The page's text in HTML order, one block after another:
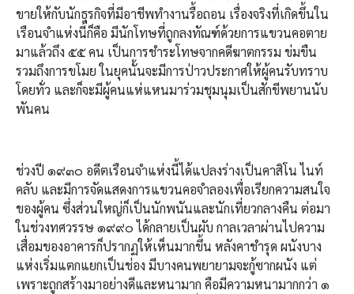
ขายให้กับนักธุรกิจที่มีอาชีพทำงานรื้อถอน เรื่องจริงที่เกิดขึ้นใน
เรือนจำแห่งนี้ก็คือ มีนักโทษที่ถูกลงทัณฑ์ด้วยการแขวนคอตาย
มาแล้วถึง ๕๕ คน เป็นการชำระโทษจากคดีฆาตกรรม ข่มขืน
รวมถึงการขโมย ในยุคนั้นจะมีการป่าวประกาศให้ผู้คนรับทราบ
โดยทั่ว และก็จะมีผู้คนแห่แหนมาร่วมชุมนุมเป็นสักขีพยานนับ
พันคน
ช่วงปี ๑๙๓๐ อดีตเรือนจำแห่งนี้ได้แปลงร่างเป็นคาสิโน ไนท์
คลับ และมีการจัดแสดงการแขวนคอจำลองเพื่อเรียกความสนใจ
ของผู้คน ซึ่งส่วนใหญ่ก็เป็นนักพนันและนักเที่ยวกลางคืน ต่อมา
ในช่วงทศวรรษ ๑๙๙๐ ได้กลายเป็นผับ กาลเวลาผ่านไปความ
เสื่อมของอาคารก็ปรากฏให้เห็นมากขึ้น หลังคาชำรุด ผนังบาง
แห่งเริ่มแตกแยกเป็นช่อง มีบางคนพยายามจะกู้ซากผนัง แต่
เพราะถูกสร้างมาอย่างดีและหนามาก คือมีความหนามากกว่า ๑